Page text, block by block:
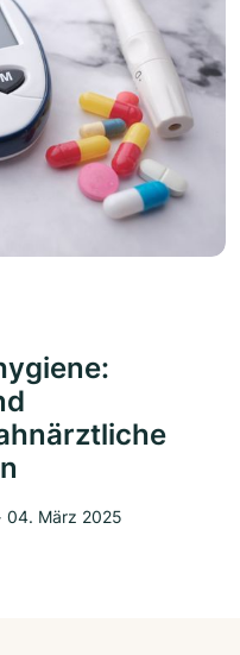
‧ 04. März 2025